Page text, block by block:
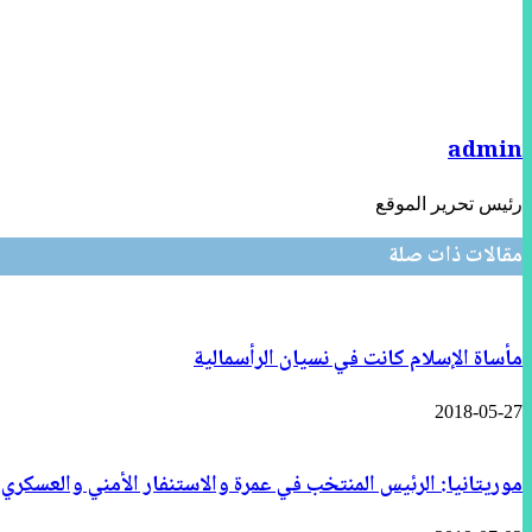
admin
رئيس تحرير الموقع
مقالات ذات صلة
مأساة الإسلام كانت في نسيان الرأسمالية
2018-05-27
موريتانيا: الرئيس المنتخب في عمرة والاستنفار الأمني